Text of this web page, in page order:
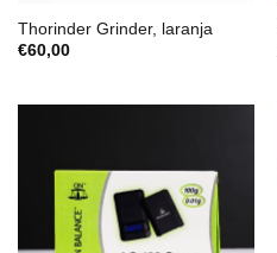
Thorinder Grinder, laranja
€60,00